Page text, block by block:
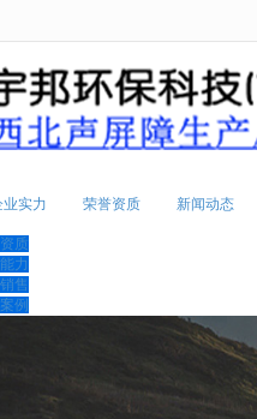
业实力
质
力
售
例
荣誉资质 新闻动态